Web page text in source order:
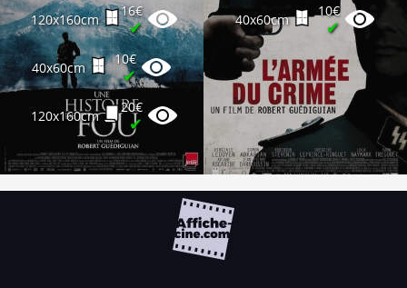
120x160cm
16€
✔
40x60cm
10€
✔
120x160cm
20€
✔
40x60cm
10€
✔